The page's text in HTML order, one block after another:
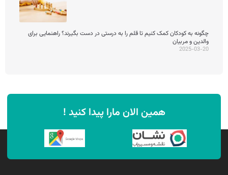
چگونه به کودکان کمک کنیم تا قلم را به درستی در دست بگیرند؟ راهنمایی برای
والدین و مربیان
2025-03-20
همین الان مارا پیدا کنید !